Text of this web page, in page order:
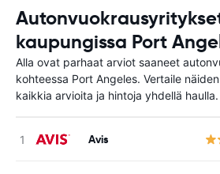
kaupungissa Port
Alla ovat parhaat arviot saaneet
kohteessa Port Angeles. Vertaile
kaikkia arvioita ja hintoja yhdellä haulla.
Avis